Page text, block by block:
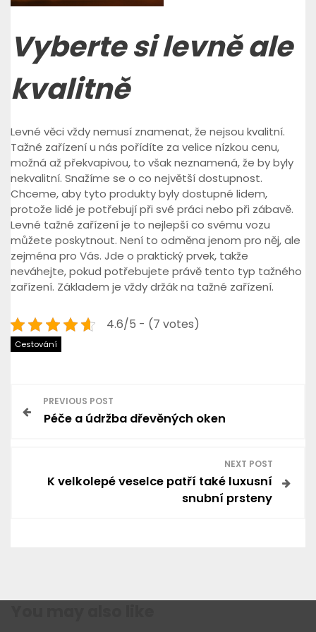
Vyberte si levně ale
kvalitně
Levné věci vždy nemusí znamenat, že nejsou kvalitní.
Tažné zařízení u nás pořídíte za velice nízkou cenu,
možná až překvapivou, to však neznamená, že by byly
nekvalitní. Snažíme se o co největší dostupnost.
Chceme, aby tyto produkty byly dostupné lidem,
protože lidé je potřebují při své práci nebo při zábavě.
Levné tažné zařízení je to nejlepší co svému vozu
můžete poskytnout. Není to odměna jenom pro něj, ale
zejména pro Vás. Jde o praktický prvek, takže
neváhejte, pokud potřebujete právě tento typ tažného
zařízení. Základem je vždy držák na tažné zařízení.
4.6/5 - (7 votes)
Cestování
PREVIOUS POST
Péče a údržba dřevěných oken
NEXT POST
K velkolepé veselce patří také luxusní
snubní prsteny